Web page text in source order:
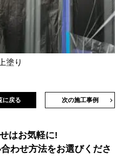
上塗り
次の施工事例
に戻る
はお気軽に!
わせ方法をお選びくださ